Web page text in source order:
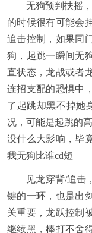
无狗预判扶摇，
的时候很有可能会
追击控制，如果同
狗，起跳一瞬间无
直状态，龙战或者
连招支配的恐惧中
了起跳却黑不掉她
况，可能是起跳的
没什么大影响，毕
我无狗比谁cd短
见龙穿背/追击，
键的一环，也是出
关重要，龙跃控制
继续黑，棒打不舍